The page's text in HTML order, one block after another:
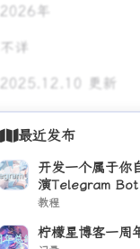
2026年
不详
2025.12.10 更新
最近发布
开发一个属于你
演Telegram Bot
教程
柠檬星博客一周